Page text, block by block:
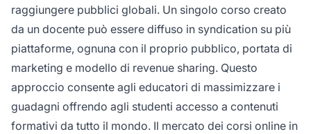
raggiungere pubblici globali. Un singolo corso creato
da un docente può essere diffuso in syndication su più
piattaforme, ognuna con il proprio pubblico, portata di
marketing e modello di revenue sharing. Questo
approccio consente agli educatori di massimizzare i
guadagni offrendo agli studenti accesso a contenuti
formativi da tutto il mondo. Il mercato dei corsi online in